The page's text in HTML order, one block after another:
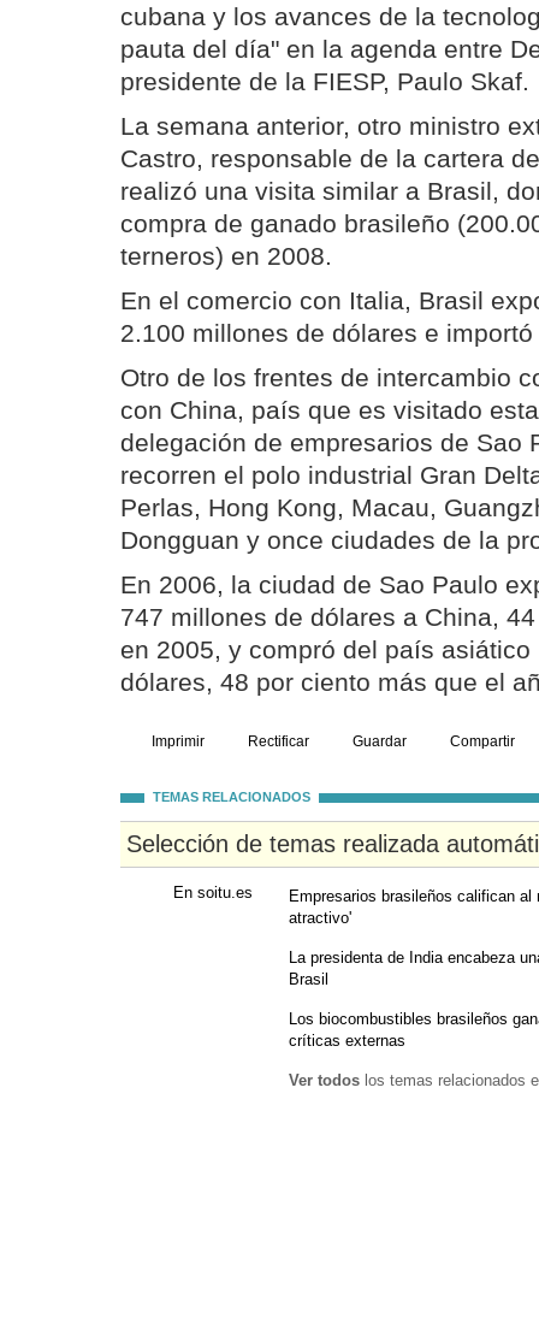
cubana y los avances de la
pauta del día" en la agenda entre
presidente de la FIESP, Paulo Skaf.
La semana anterior, otro ministro
Castro, responsable de la cartera
realizó una visita similar a Brasil,
compra de ganado brasileño
terneros) en 2008.
En el comercio con Italia, Brasil
2.100 millones de dólares e
Otro de los frentes de intercambio
con China, país que es visitado
delegación de empresarios de Sao
recorren el polo industrial Gran
Perlas, Hong Kong, Macau,
Dongguan y once ciudades de la
En 2006, la ciudad de Sao Paulo
747 millones de dólares a China,
en 2005, y compró del país
dólares, 48 por ciento más que el
Imprimir Rectificar Guardar Compartir
TEMAS RELACIONADOS
Selección de temas realizada
En soitu.es
Empresarios brasileños califican
atractivo'
La presidenta de India encabeza
Brasil
Los biocombustibles brasileños
críticas externas
Ver todos los temas relacionados